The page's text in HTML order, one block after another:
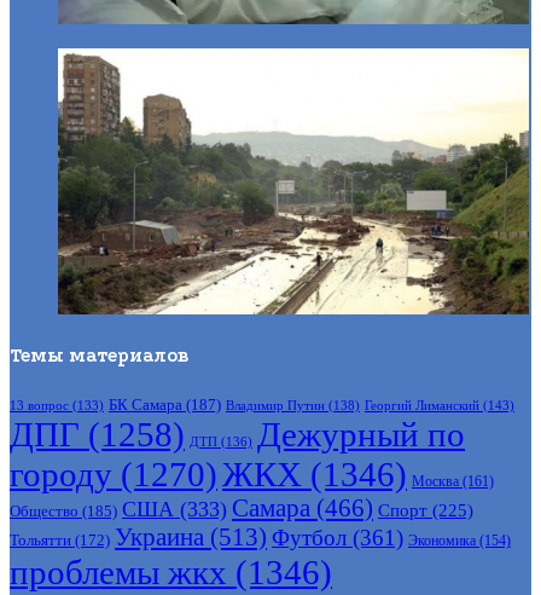
Темы материалов
13 вопрос (133) БК Самара (187) Владимир Путин (138) Георгий Лиманский (143)
ДПГ (1258) ДТП (136) Дежурный по
городу (1270)ЖКХ (1346) Москва (161)
Общество (185) США (333) Самара (466) Спорт (225)
Тольятти (172) Украина (513) Футбол (361) Экономика (154)
проблемы жкх (1346)